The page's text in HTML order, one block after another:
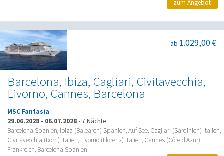
zum Angebot
Barcelona, Ibiza, Cagliari, Civitavecchia,
Livorno, Cannes, Barcelona
ab 1.029,00 €
MSC Fantasia
29.06.2028 - 06.07.2028 • 7 Nächte
Barcelona Spanien, Ibiza (Balearen) Spanien, Auf See, Cagliari (Sardinien) Italien,
Civitavecchia (Rom) Italien, Livorno (Florenz) Italien, Cannes (Côte d'Azur)
Frankreich, Barcelona Spanien